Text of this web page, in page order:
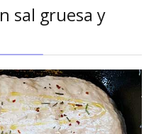
sal gruesa y